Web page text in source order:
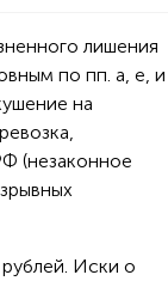
лишения
по пп. а, е, и
на
(незаконное
Иски о